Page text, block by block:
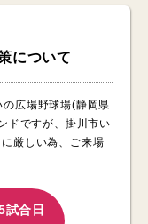
について
広場野球場(静岡県
ドですが、掛川市い
厳しい為、ご来場
合日